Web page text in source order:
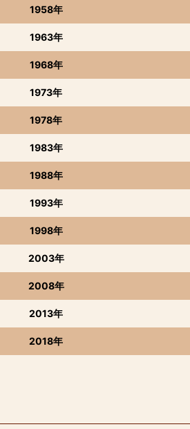
1958年
1963年
1968年
1973年
1978年
1983年
1988年
1993年
1998年
2003年
2008年
2013年
2018年